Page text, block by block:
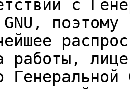
с
поэтому
работы,